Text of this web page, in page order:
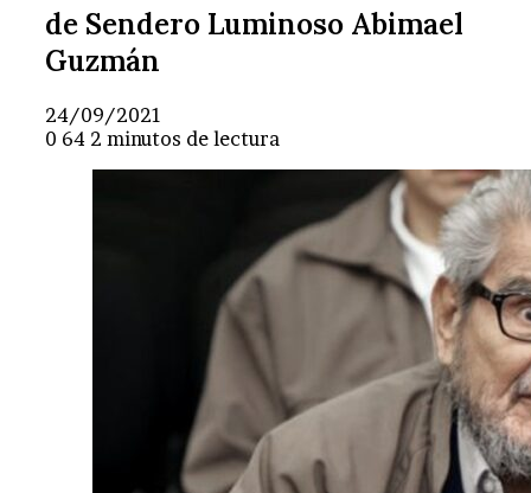
de Sendero Luminoso Abimael
Guzmán
24/09/2021
0 64 2 minutos de lectura